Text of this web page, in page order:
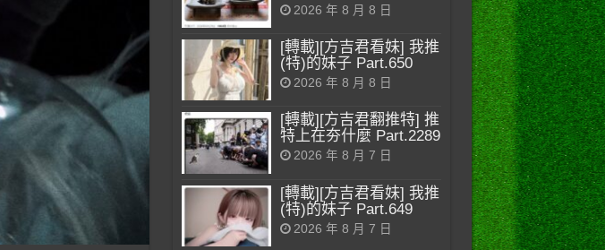
2026 年 8 月 8 日
[轉載][方吉君看妹] 我推
(特)的妹子 Part.650
2026 年 8 月 8 日
[轉載][方吉君翻推特] 推
特上在夯什麼 Part.2289
2026 年 8 月 7 日
[轉載][方吉君看妹] 我推
(特)的妹子 Part.649
2026 年 8 月 7 日